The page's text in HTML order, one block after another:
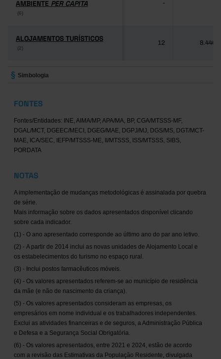
AMBIENTE PER CAPITA
(6)
AMBIENTE PER CAPITA
(6)
-
ALOJAMENTOS TURÍSTICOS
(2)
ALOJAMENTOS TURÍSTICOS
(2)
12 8.446
Simbologia
FONTES
Fontes/Entidades: INE, AIMA/MP, APA/MA, BP, CGA/MTSSS-MF,
DGAL/MCT, DGEEC/MECI, DGEG/MAE, DGPJ/MJ, DGS/MS, DGT/MCT-
MAE, ICA/SEC, IEFP/MTSSS-ME, II/MTSSS, ISS/MTSSS, SIBS,
PORDATA
NOTAS
A implementação de mudanças metodológicas é assinalada por quebra
de série.
Mais informação sobre os dados apresentados disponível clicando
sobre cada indicador.
(1) - O ano apresentado corresponde ao último ano do par ano letivo.
(2) - A partir de 2014 inclui as novas unidades de Alojamento Local e
os estabelecimentos do turismo no espaço rural.
(3) - Inclui postos farmacêuticos móveis.
(4) - Os valores apresentados referem-se ao município de residência
da mãe (e não de nascimento da criança).
(5) - Os valores apresentados consideram as empresas, os
empresários em nome individual e os trabalhadores independentes.
Exclui as atividades financeiras e de seguros, a Administração Pública
e Defesa e a Segurança Social Obrigatória.
(6) - Os valores apresentados, entre 2021 e 2024, estão de acordo
com a revisão das Estimativas da População Residente, divulgada